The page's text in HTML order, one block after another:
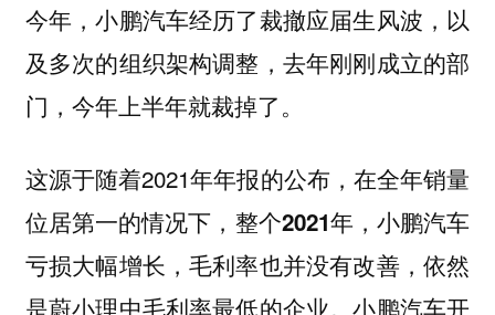
今年，小鹏汽车经历了裁撤应届生风波，以
及多次的组织架构调整，去年刚刚成立的部
门，今年上半年就裁掉了。
这源于随着2021年年报的公布，在全年销量
位居第一的情况下， 整个2021年，小鹏汽车
亏损大幅增长，毛利率也并没有改善，依然
是蔚小理中毛利率最低的企业。小鹏汽车开